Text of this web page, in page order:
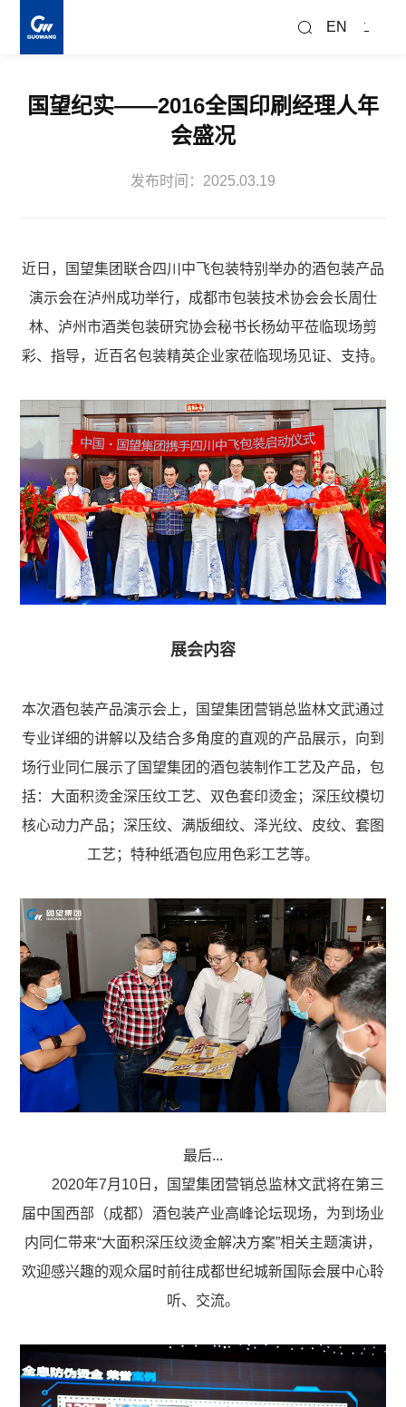
EN
国望纪实——2016全国印刷经理人年
会盛况
发布时间：2025.03.19
近日，国望集团联合四川中飞包装特别举办的酒包装产品
演示会在泸州成功举行，成都市包装技术协会会长周仕
林、泸州市酒类包装研究协会秘书长杨幼平莅临现场剪
彩、指导，近百名包装精英企业家莅临现场见证、支持。
展会内容
本次酒包装产品演示会上，国望集团营销总监林文武通过
专业详细的讲解以及结合多角度的直观的产品展示，向到
场行业同仁展示了国望集团的酒包装制作工艺及产品，包
括：大面积烫金深压纹工艺、双色套印烫金；深压纹模切
核心动力产品；深压纹、满版细纹、泽光纹、皮纹、套图
工艺；特种纸酒包应用色彩工艺等。
最后...
2020年7月10日，国望集团营销总监林文武将在第三
届中国西部（成都）酒包装产业高峰论坛现场，为到场业
内同仁带来“大面积深压纹烫金解决方案”相关主题演讲，
欢迎感兴趣的观众届时前往成都世纪城新国际会展中心聆
听、交流。